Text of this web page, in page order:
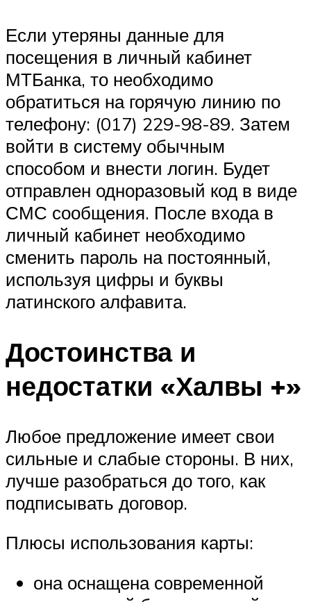
Если утеряны данные для
посещения в личный кабинет
МТБанка, то необходимо
обратиться на горячую линию по
телефону: (017) 229-98-89. Затем
войти в систему обычным
способом и внести логин. Будет
отправлен одноразовый код в виде
СМС сообщения. После входа в
личный кабинет необходимо
сменить пароль на постоянный,
используя цифры и буквы
латинского алфавита.
Достоинства и
недостатки «Халвы +»
Любое предложение имеет свои
сильные и слабые стороны. В них,
лучше разобраться до того, как
подписывать договор.
Плюсы использования карты:
она оснащена современной